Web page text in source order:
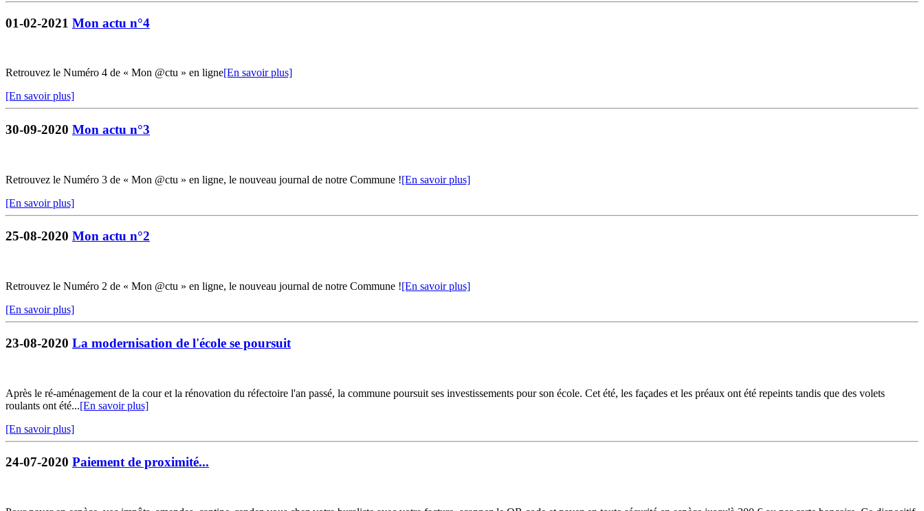
01-02-2021 Mon actu n°4
Retrouvez le Numéro 4 de « Mon @ctu » en ligne[En savoir plus]
[En savoir plus]
30-09-2020 Mon actu n°3
Retrouvez le Numéro 3 de « Mon @ctu » en ligne, le nouveau journal de notre Commune ![En savoir plus]
[En savoir plus]
25-08-2020 Mon actu n°2
Retrouvez le Numéro 2 de « Mon @ctu » en ligne, le nouveau journal de notre Commune ![En savoir plus]
[En savoir plus]
23-08-2020 La modernisation de l'école se poursuit
Après le ré-aménagement de la cour et la rénovation du réfectoire l'an passé, la commune poursuit ses investissements pour son école. Cet été, les façades et les préaux ont été repeints tandis que des volets
roulants ont été...[En savoir plus]
[En savoir plus]
24-07-2020 Paiement de proximité...